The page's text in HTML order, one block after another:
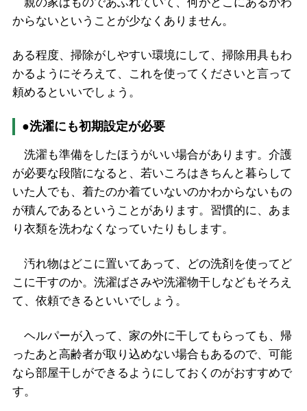
からないということが少なくありません。
ある程度、掃除がしやすい環境にして、掃除用具もわ
かるようにそろえて、これを使ってくださいと言って
頼めるといいでしょう。
●洗濯にも初期設定が必要
洗濯も準備をしたほうがいい場合があります。介護
が必要な段階になると、若いころはきちんと暮らして
いた人でも、着たのか着ていないのかわからないもの
が積んであるということがあります。習慣的に、あま
り衣類を洗わなくなっていたりもします。
汚れ物はどこに置いてあって、どの洗剤を使ってど
こに干すのか。洗濯ばさみや洗濯物干しなどもそろえ
て、依頼できるといいでしょう。
ヘルパーが入って、家の外に干してもらっても、帰
ったあと高齢者が取り込めない場合もあるので、可能
なら部屋干しができるようにしておくのがおすすめで
す。